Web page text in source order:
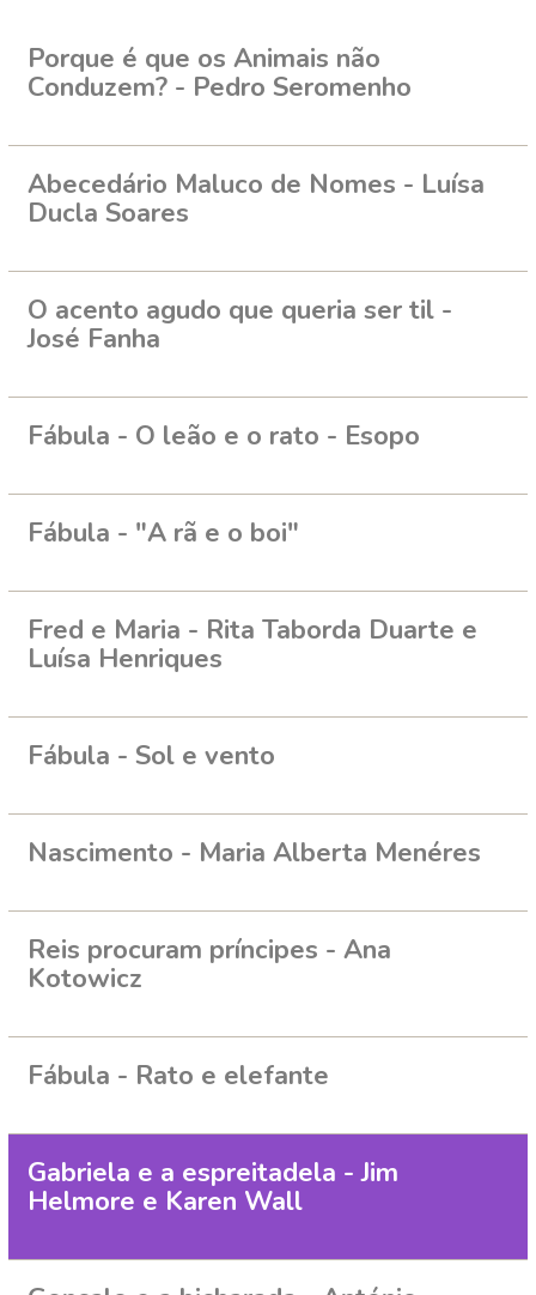
Porque é que os Animais não
Conduzem? - Pedro Seromenho
Abecedário Maluco de Nomes - Luísa
Ducla Soares
O acento agudo que queria ser til -
José Fanha
Fábula - O leão e o rato - Esopo
Fábula - "A rã e o boi"
Fred e Maria - Rita Taborda Duarte e
Luísa Henriques
Fábula - Sol e vento
Nascimento - Maria Alberta Menéres
Reis procuram príncipes - Ana
Kotowicz
Fábula - Rato e elefante
Gabriela e a espreitadela - Jim
Helmore e Karen Wall